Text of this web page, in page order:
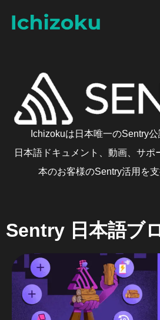
Skip to content
Ichizokuは日本唯一のSentry公
日本語ドキュメント、動画、サポ
本のお客様のSentry活用を支
Sentry 日本語ブ